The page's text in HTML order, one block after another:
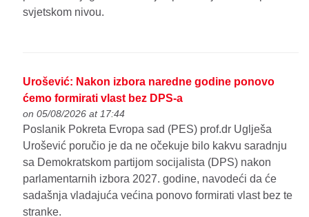
svjetskom nivou.
Urošević: Nakon izbora naredne godine ponovo
ćemo formirati vlast bez DPS-a
on 05/08/2026 at 17:44
Poslanik Pokreta Evropa sad (PES) prof.dr Uglješa
Urošević poručio je da ne očekuje bilo kakvu saradnju
sa Demokratskom partijom socijalista (DPS) nakon
parlamentarnih izbora 2027. godine, navodeći da će
sadašnja vladajuća većina ponovo formirati vlast bez te
stranke.